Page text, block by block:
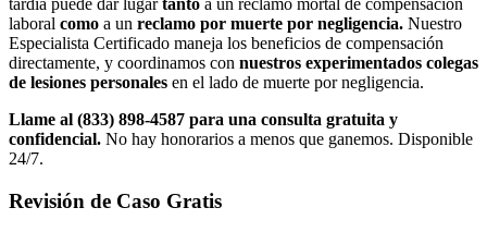
laboral como a un reclamo por muerte por negligencia. Nuestro
Especialista Certificado maneja los beneficios de compensación
directamente, y coordinamos con nuestros experimentados colegas
de lesiones personales en el lado de muerte por negligencia.
Llame al (833) 898-4587 para una consulta gratuita y
confidencial. No hay honorarios a menos que ganemos. Disponible
24/7.
Revisión de Caso Gratis